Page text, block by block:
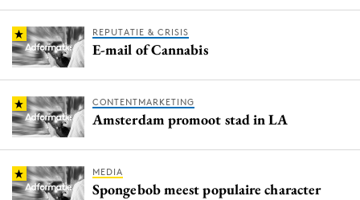
REPUTATIE & CRISIS
E-mail of Cannabis
CONTENTMARKETING
Amsterdam promoot stad in LA
MEDIA
Spongebob meest populaire character